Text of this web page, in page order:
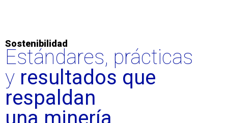
Sostenibilidad
Estándares, prácticas
y resultados que
respaldan
una minería